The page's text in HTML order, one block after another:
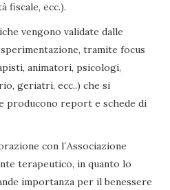
fiscale, ecc.).
vengono validate dalle
tramite focus
animatori, psicologi,
geriatri, ecc..) che si
producono report e schede di
con l´Associazione
terapeutico, in quanto lo
importanza per il benessere